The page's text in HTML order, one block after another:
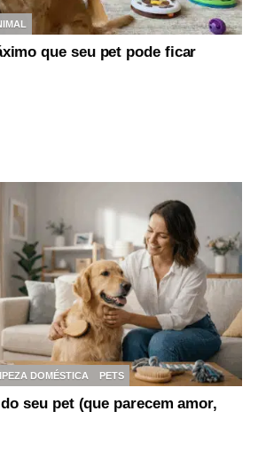
que seu pet pode ficar
DOMÉSTICA PETS
seu pet (que parecem amor,